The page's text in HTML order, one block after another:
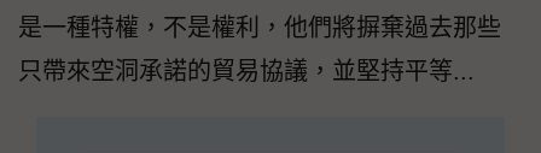
是一種特權，不是權利，他們將摒棄過去那些
只帶來空洞承諾的貿易協議，並堅持平等...